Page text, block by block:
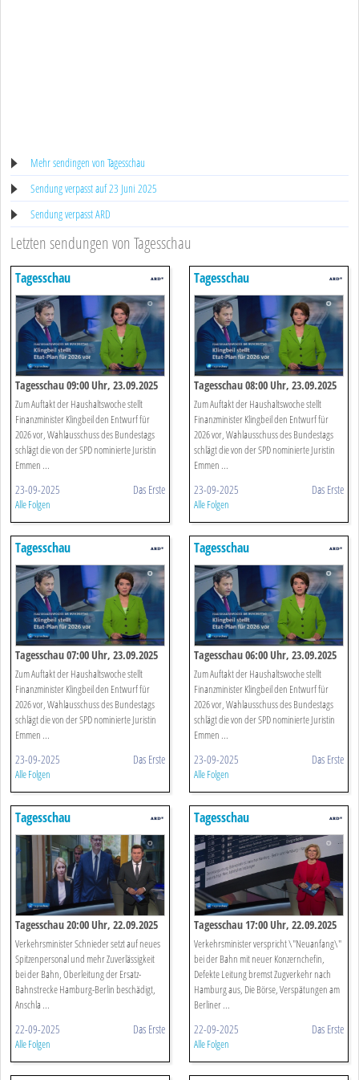
Mehr sendingen von Tagesschau
Sendung verpasst auf 23 Juni 2025
Sendung verpasst ARD
Letzten sendungen von Tagesschau
Tagesschau
Tagesschau 09:00 Uhr, 23.09.2025
Zum Auftakt der Haushaltswoche stellt
Finanzminister Klingbeil den Entwurf für
2026 vor, Wahlausschuss des Bundestags
schlägt die von der SPD nominierte Juristin
Emmen ...
23-09-2025 Das Erste
Alle Folgen
Tagesschau
Tagesschau 08:00 Uhr, 23.09.2025
Zum Auftakt der Haushaltswoche stellt
Finanzminister Klingbeil den Entwurf für
2026 vor, Wahlausschuss des Bundestags
schlägt die von der SPD nominierte Juristin
Emmen ...
23-09-2025 Das Erste
Alle Folgen
Tagesschau
Tagesschau 07:00 Uhr, 23.09.2025
Zum Auftakt der Haushaltswoche stellt
Finanzminister Klingbeil den Entwurf für
2026 vor, Wahlausschuss des Bundestags
schlägt die von der SPD nominierte Juristin
Emmen ...
23-09-2025 Das Erste
Alle Folgen
Tagesschau
Tagesschau 06:00 Uhr, 23.09.2025
Zum Auftakt der Haushaltswoche stellt
Finanzminister Klingbeil den Entwurf für
2026 vor, Wahlausschuss des Bundestags
schlägt die von der SPD nominierte Juristin
Emmen ...
23-09-2025 Das Erste
Alle Folgen
Tagesschau
Tagesschau 20:00 Uhr, 22.09.2025
Verkehrsminister Schnieder setzt auf neues
Spitzenpersonal und mehr Zuverlässigkeit
bei der Bahn, Oberleitung der Ersatz-
Bahnstrecke Hamburg-Berlin beschädigt,
Anschla ...
22-09-2025 Das Erste
Alle Folgen
Tagesschau
Tagesschau 17:00 Uhr, 22.09.2025
Verkehrsminister verspricht \"Neuanfang\"
bei der Bahn mit neuer Konzernchefin,
Defekte Leitung bremst Zugverkehr nach
Hamburg aus, Die Börse, Verspätungen am
Berliner ...
22-09-2025 Das Erste
Alle Folgen